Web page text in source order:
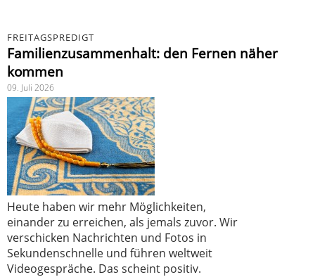
FREITAGSPREDIGT
Familienzusammenhalt: den Fernen näher
kommen
09. Juli 2026
Heute haben wir mehr Möglichkeiten,
einander zu erreichen, als jemals zuvor. Wir
verschicken Nachrichten und Fotos in
Sekundenschnelle und führen weltweit
Videogespräche. Das scheint positiv.